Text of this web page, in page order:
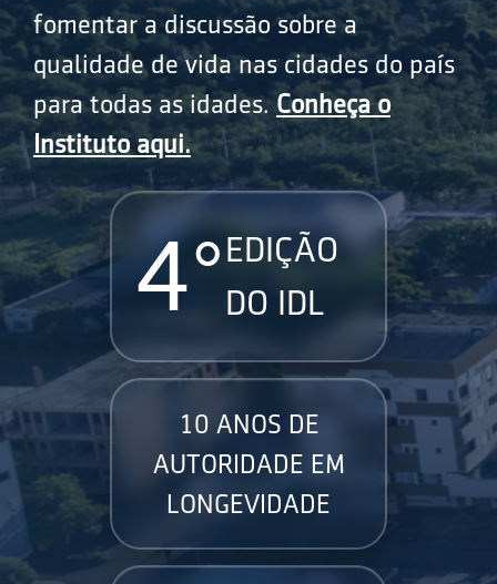
fomentar a discussão sobre a
qualidade de vida nas cidades do país
para todas as idades.Conheça o
Instituto aqui.
4° EDIÇÃO
DO IDL
10 ANOS DE
AUTORIDADE EM
LONGEVIDADE